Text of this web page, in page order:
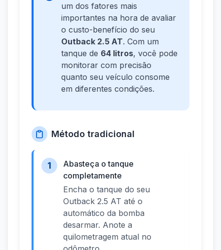
um dos fatores mais
importantes na hora de avaliar
o custo-benefício do seu
Outback 2.5 AT. Com um
tanque de 64 litros, você pode
monitorar com precisão
quanto seu veículo consome
em diferentes condições.
Método tradicional
1
Abasteça o tanque
completamente
Encha o tanque do seu
Outback 2.5 AT até o
automático da bomba
desarmar. Anote a
quilometragem atual no